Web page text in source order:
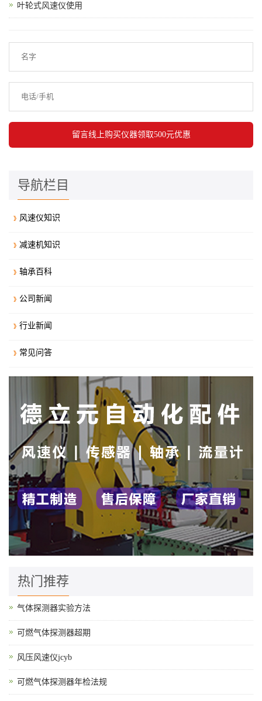
叶轮式风速仪使用
导航栏目
风速仪知识
减速机知识
轴承百科
公司新闻
行业新闻
常见问答
热门推荐
气体探测器实验方法
可燃气体探测器超期
风压风速仪jcyb
可燃气体探测器年检法规